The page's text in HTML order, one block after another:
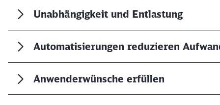
Unabhängigkeit und Entlastung
Automatisierungen reduzieren
Anwenderwünsche erfüllen